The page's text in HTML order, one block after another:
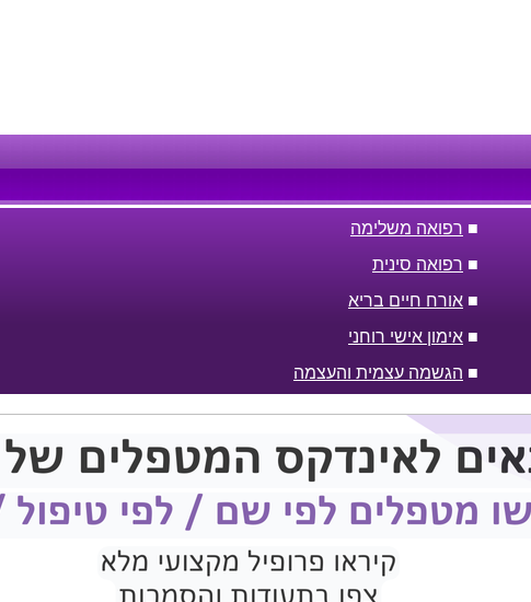
■ רפואה משלימה
■ רפואה סינית
■ אורח חיים בריא
■ אימון אישי רוחני
■ הגשמה עצמית והעצמה